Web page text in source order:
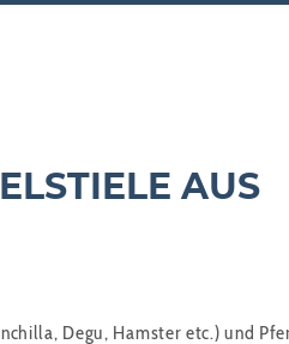
AUS
Degu, Hamster etc.) und